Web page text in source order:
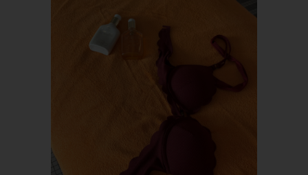
ausgewertet, den Datenschutz und die Datensicherheit in
unserem Unternehmen zu erhöhen, um letztlich ein optimales
Schutzniveau für die von uns verarbeiteten personenbezogenen
Daten sicherzustellen. Die anonymen Daten der Server-Logfiles
werden getrennt von allen durch eine betroffene Person
angegebenen personenbezogenen Daten gespeichert.
Registrierung auf unserer Internetseite
Internetseite des für die Verarbeitung Verantwortlichen unter
Angabe von personenbezogenen Daten zu registrieren. Welche